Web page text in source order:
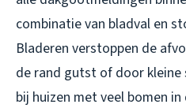
combinatie van bladval en
Bladeren verstoppen de
de rand gutst of door
bij huizen met veel bomen